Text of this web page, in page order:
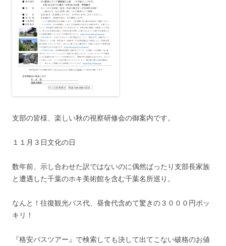
支部の皆様、楽しい秋の視察研修会の御案内です。
１１月３日文化の日
数年前、示し合わせた訳ではないのに偶然ばったり支部長家族
と遭遇した千葉のホキ美術館を含む千葉名所巡り。
なんと！往復観光バス代、昼食代含めて驚きの３０００円ポッ
キリ！
『格安バスツアー』で検索しても決して出てこない破格のお値